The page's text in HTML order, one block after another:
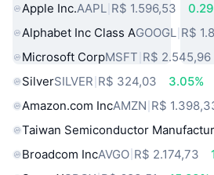
Apple Inc.AAPL R$ 1.596,53
Alphabet Inc Class AGOOGL R$
Microsoft CorpMSFT R$ 2.545,96
SilverSILVER R$ 324,03
3.05%
Amazon.com IncAMZN R$
Taiwan Semiconductor
Broadcom IncAVGO R$ 2.174,73